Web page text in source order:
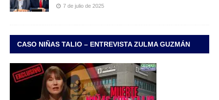
7 de julio de 2025
CASO NIÑAS TALIO – ENTREVISTA ZULMA GUZMÁN